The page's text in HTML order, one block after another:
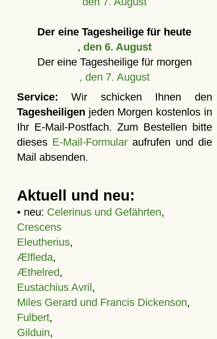
Der eine Tagesheilige für heute
, den 6. August
Der eine Tagesheilige für morgen
, den 7. August
Service: Wir schicken Ihnen den
Tagesheiligen jeden Morgen kostenlos in
Ihr E-Mail-Postfach. Zum Bestellen bitte
dieses E-Mail-Formular aufrufen und die
Mail absenden.
Aktuell und neu:
• neu: Celerinus und Gefährten,
Crescens
Eleutherius,
Ælfleda,
Æthelred,
Eustachius Avril,
Miles Gerard und Francis Dickenson,
Fulbert,
Gilduin,